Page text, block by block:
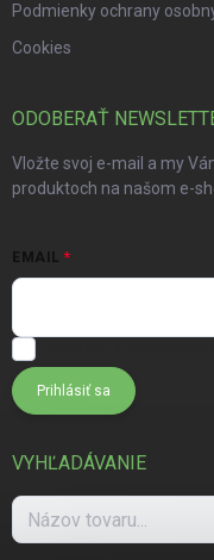
Podmienky ochrany
Cookies
ODOBERAŤ
Vložte svoj e-mail a my
produktoch na našom e-
EMAIL
Prihlásiť sa
VYHĽADÁVANIE